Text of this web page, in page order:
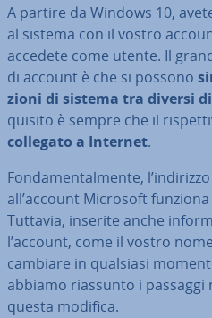
A partire da Windows 10,
al sistema con il vostro
accedete come utente. Il
di account è che si possono
zio­ni di sistema tra diversi
qui­si­to è sempre che il
collegato a Internet.
Fon­da­men­tal­men­te,
all’account Microsoft
Tuttavia, inserite anche
l’account, come il vostro
cambiare in qualsiasi
abbiamo riassunto i
questa modifica.